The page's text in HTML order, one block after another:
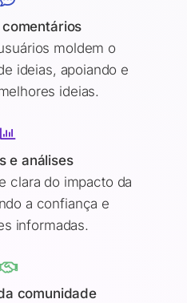
moldem o
ideias, apoiando e
ideias.
e análises
clara do impacto da
a confiança e
informadas.
comunidade